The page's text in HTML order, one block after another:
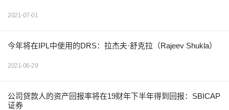
2021-07-01
今年将在IPL中使用的DRS：拉杰夫·舒克拉（Rajeev Shukla）
2021-06-29
公司贷款人的资产回报率将在19财年下半年得到回报：SBICAP
证券